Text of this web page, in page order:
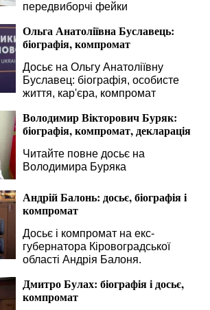
передвиборчі фейки
Ольга Анатоліївна Буславець:
біографія, компромат
Досьє на Ольгу Анатоліївну
Буславец: біографія, особисте
життя, кар'єра, компромат
Володимир Вікторович Буряк:
біографія, компромат, декларація
Читайте повне досьє на
Володимира Буряка
Андрій Балонь: досьє, біографія і
компромат
Досьє і компромат на екс-
губернатора Кіровоградської
області Андрія Балоня.
Дмитро Булах: біографія і досьє,
компромат